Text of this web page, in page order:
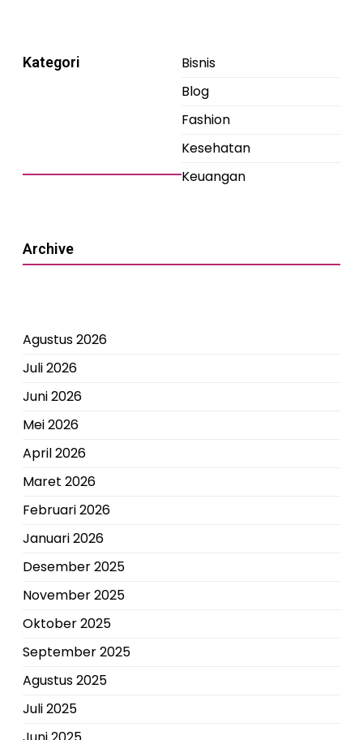
Kategori
Bisnis
Blog
Fashion
Kesehatan
Keuangan
Archive
Agustus 2026
Juli 2026
Juni 2026
Mei 2026
April 2026
Maret 2026
Februari 2026
Januari 2026
Desember 2025
November 2025
Oktober 2025
September 2025
Agustus 2025
Juli 2025